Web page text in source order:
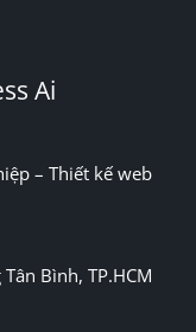
Ai
– Thiết kế web
Bình, TP.HCM